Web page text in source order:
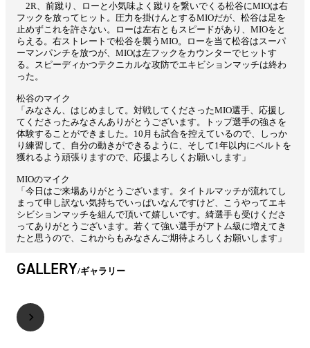
2R、前蹴り、ローと小気味よく蹴りを繋いでくる松谷にMIOは右
フックを放ってヒット。圧力を掛けんとするMIOだが、松谷は足を
止めずこれを許さない。ローは左右ともスピードがあり、MIOをと
らえる。右ストレートで松谷を襲うMIO。ローを当て松谷はスーパ
ーマンパンチを放つが、MIOは左フックをカウンターでヒットす
る。スピーディかつテクニカルな攻防でエキビションマッチは終わ
った。
松谷のマイク
「みなさん、はじめまして。対戦してくださったMIO選手、応援し
てくださったみなさんありがとうございます。トップ選手の強さを
体験することができました。10月も試合を控えているので、しっか
り練習して、自分の動きができるように、そして1年以内にベルトを
獲れるよう頑張りますので、応援よろしくお願いします」
MIOのマイク
「今日はご来場ありがとうございます。タイトルマッチが流れてし
まって申し訳ない気持ちでいっぱいなんですけど、こうやってエキ
シビションマッチを組んで頂いて嬉しいです。綺選手も受けくださ
ってありがとうございます。若くて強い選手がアトム級に増えてき
たと思うので、これからもみなさんご期待よろしくお願いします」
GALLERY ギャラリー